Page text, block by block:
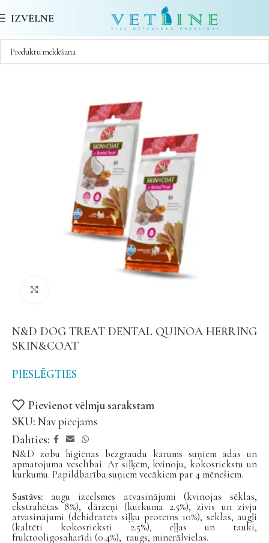
IZVĒLNE
N&D DOG TREAT DENTAL QUINOA HERRING
SKIN&COAT
PIESLĒGTIES
Pievienot vēlmju sarakstam
SKU: Nav pieejams
Dalīties:
N&D zobu higiēnas bezgraudu kārums suņiem ādas un
apmatojuma veselībai. Ar siļķēm, kvinoju, kokosriekstu un
kurkumu. Papildbarība suņiem vecākiem par 4 mēnešiem.
Sastāvs: augu izcelsmes atvasinājumi (kvinojas sēklas,
ekstrahētas 8%), dārzeņi (kurkuma 2.5%), zivis un zivju
atvasinājumi (dehidratēts siļķu proteīns 10%), sēklas, augļi
(kaltēti kokosrieksti 2.5%), eļļas un tauki,
fruktooligosaharīdi (0.4%), raugs, minerālvielas.